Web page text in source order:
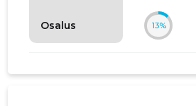
Osalus 13%